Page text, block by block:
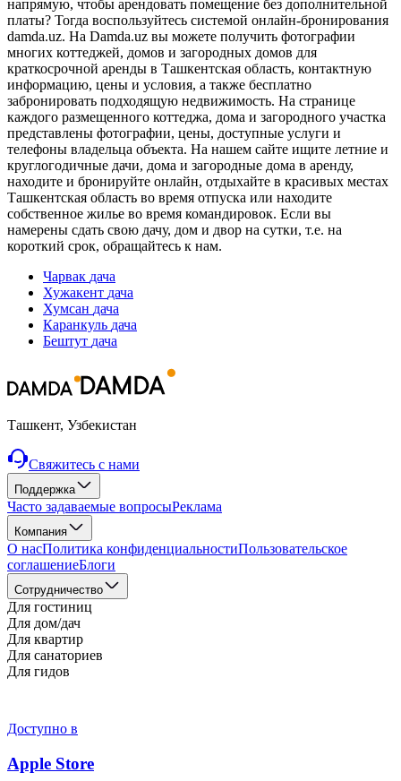
напрямую, чтобы арендовать помещение без дополнительной
платы? Тогда воспользуйтесь системой онлайн-бронирования
damda.uz. На Damda.uz вы можете получить фотографии
многих коттеджей, домов и загородных домов для
краткосрочной аренды в Ташкентская область, контактную
информацию, цены и условия, а также бесплатно
забронировать подходящую недвижимость. На странице
каждого размещенного коттеджа, дома и загородного участка
представлены фотографии, цены, доступные услуги и
телефоны владельца объекта. На нашем сайте ищите летние и
круглогодичные дачи, дома и загородные дома в аренду,
находите и бронируйте онлайн, отдыхайте в красивых местах
Ташкентская область во время отпуска или находите
собственное жилье во время командировок. Если вы
намерены сдать свою дачу, дом и двор на сутки, т.е. на
короткий срок, обращайтесь к нам.
Чарвак дача
Хужакент дача
Хумсан дача
Каранкуль дача
Бештут дача
Ташкент, Узбекистан
Свяжитесь с нами
Поддержка
Часто задаваемые вопросыРеклама
Компания
О насПолитика конфиденциальностиПользовательское
соглашениеБлоги
Cотрудничество
Для гостиниц
Для дом/дач
Для квартир
Для санаториев
Для гидов
Доступно в
Apple Store